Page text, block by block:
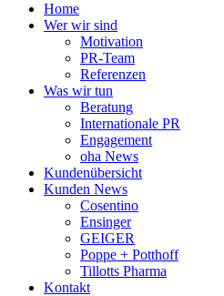
Home
Wer wir sind
Motivation
PR-Team
Referenzen
Was wir tun
Beratung
Internationale PR
Engagement
oha News
Kundenübersicht
Kunden News
Cosentino
Ensinger
GEIGER
Poppe + Potthoff
Tillotts Pharma
Kontakt